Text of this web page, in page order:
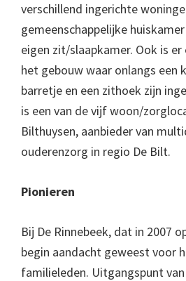
verschillend ingerichte
gemeenschappelijke
eigen zit/slaapkamer. Ook is
het gebouw waar onlangs een
barretje en een zithoek zijn
is een van de vijf woon/
Bilthuysen, aanbieder van
ouderenzorg in regio De Bilt.
Pionieren
Bij De Rinnebeek, dat in 2007
begin aandacht geweest voor
familieleden. Uitgangspunt